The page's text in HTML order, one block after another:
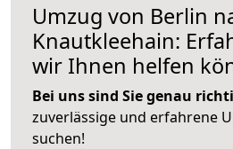
Umzug von Berlin
Knautkleehain:
wir Ihnen helfen
Bei uns sind Sie genau
zuverlässige und erfahrene
suchen!